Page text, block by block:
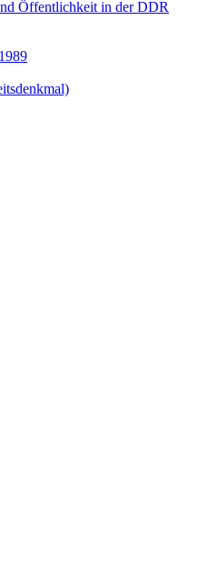
Öffentlichkeit in der DDR